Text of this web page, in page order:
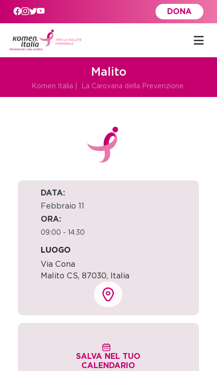
Skip to main content
DONA
Malito
Komen Italia La Carovana della Prevenzione
DATA:
Febbraio 11
ORA:
09:00 - 14:30
LUOGO
Via Cona
Malito CS, 87030, Italia
SALVA NEL TUO
CALENDARIO